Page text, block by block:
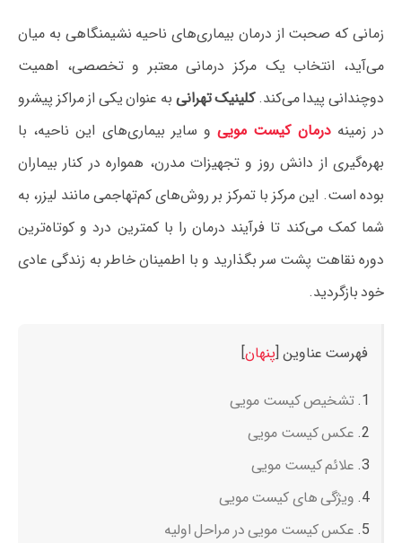
زمانی که صحبت از درمان بیماری‌های ناحیه نشیمنگاهی به میان
می‌آید، انتخاب یک مرکز درمانی معتبر و تخصصی، اهمیت
دوچندانی پیدا می‌کند.کلینیک تهرانی به عنوان یکی از مراکز پیشرو
در زمینهدرمان کیست موییو سایر بیماری‌های این ناحیه، با
بهره‌گیری از دانش روز و تجهیزات مدرن، همواره در کنار بیماران
بوده است. این مرکز با تمرکز بر روش‌های کم‌تهاجمی مانند لیزر، به
شما کمک می‌کند تا فرآیند درمان را با کمترین درد و کوتاه‌ترین
دوره نقاهت پشت سر بگذارید و با اطمینان خاطر به زندگی عادی
خود بازگردید.
فهرست عناوین [پنهان]
تشخیص کیست مویی
عکس کیست مویی
علائم کیست مویی
ویژگی های کیست مویی
عکس کیست مویی در مراحل اولیه